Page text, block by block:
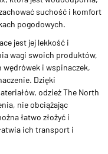
suchość i komfort
pogodowych.
jest jej lekkość i
wagi swoich produktów,
wędrówek i wspinaczek,
Dzięki
odzież The North
nie obciążając
łatwo złożyć i
ich transport i